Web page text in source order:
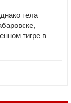
тела
тигре в